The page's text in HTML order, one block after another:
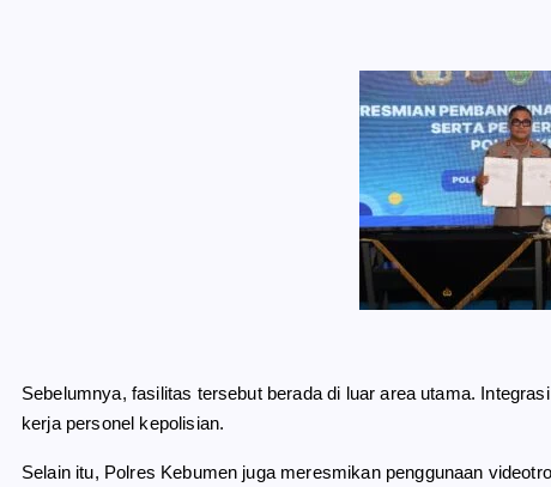
Sebelumnya, fasilitas tersebut berada di luar area utama.
kerja personel kepolisian.
Selain itu, Polres Kebumen juga meresmikan penggunaan